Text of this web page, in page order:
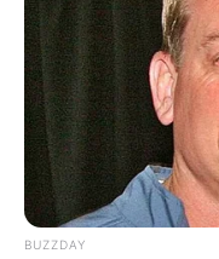
BUZZDAY